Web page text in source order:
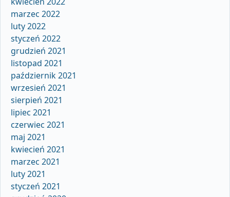
marzec 2022
luty 2022
styczeń 2022
grudzień 2021
listopad 2021
październik 2021
wrzesień 2021
sierpień 2021
lipiec 2021
czerwiec 2021
maj 2021
kwiecień 2021
marzec 2021
luty 2021
styczeń 2021